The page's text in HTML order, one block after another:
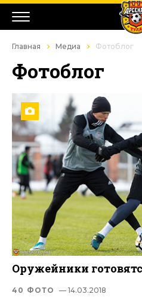
Главная Медиа Фотоблог
Фотоблог
Оружейники
40 ФОТО — 14.03.2018